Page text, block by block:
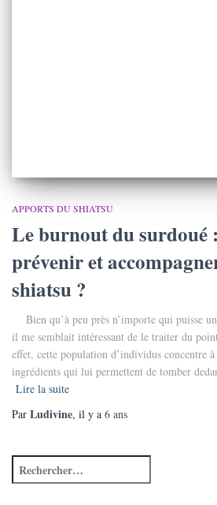
APPORTS DU SHIATSU
Le burnout du surdoué
prévenir et
shiatsu ?
Bien qu’à peu près n’importe qui puisse
il me semblait intéressant de le traiter du
effet, cette population d’individus concentre
ingrédients qui lui permettent de tomber
Lire la suite
Par Ludivine, il y a 6 ans